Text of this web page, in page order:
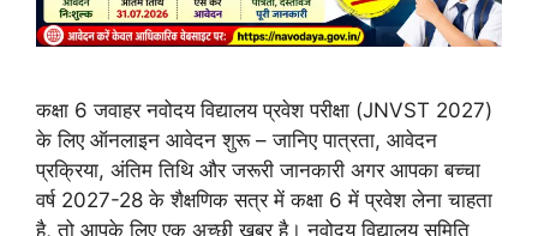
कक्षा 6 जवाहर नवोदय विद्यालय प्रवेश परीक्षा (JNVST 2027)
के लिए ऑनलाइन आवेदन शुरू – जानिए पात्रता, आवेदन
प्रक्रिया, अंतिम तिथि और जरूरी जानकारी अगर आपका बच्चा
वर्ष 2027-28 के शैक्षणिक सत्र में कक्षा 6 में प्रवेश लेना चाहता
है, तो आपके लिए एक अच्छी खबर है। नवोदय विद्यालय समिति